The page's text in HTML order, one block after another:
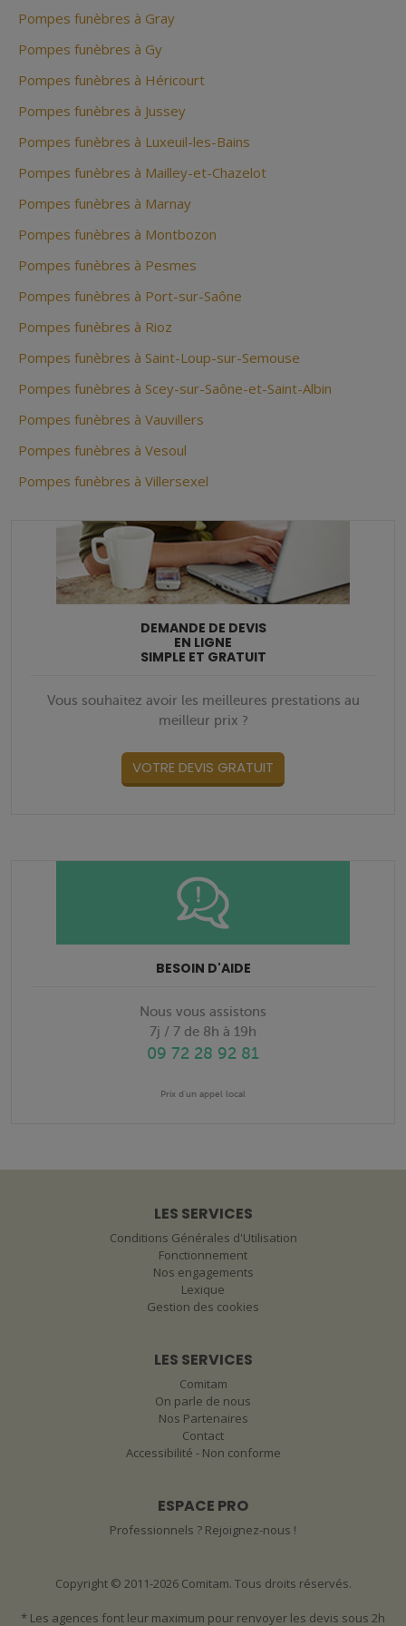
Pompes funèbres à Gray
Pompes funèbres à Gy
Pompes funèbres à Héricourt
Pompes funèbres à Jussey
Pompes funèbres à Luxeuil-les-Bains
Pompes funèbres à Mailley-et-Chazelot
Pompes funèbres à Marnay
Pompes funèbres à Montbozon
Pompes funèbres à Pesmes
Pompes funèbres à Port-sur-Saône
Pompes funèbres à Rioz
Pompes funèbres à Saint-Loup-sur-Semouse
Pompes funèbres à Scey-sur-Saône-et-Saint-Albin
Pompes funèbres à Vauvillers
Pompes funèbres à Vesoul
Pompes funèbres à Villersexel
DEMANDE DE DEVIS
EN LIGNE
SIMPLE ET GRATUIT
Vous souhaitez avoir les meilleures prestations au
meilleur prix ?
VOTRE DEVIS GRATUIT
BESOIN D'AIDE
Nous vous assistons
7j / 7 de 8h à 19h
09 72 28 92 81
Prix d'un appel local
LES SERVICES
Conditions Générales d'Utilisation
Fonctionnement
Nos engagements
Lexique
Gestion des cookies
LES SERVICES
Comitam
On parle de nous
Nos Partenaires
Contact
Accessibilité - Non conforme
ESPACE PRO
Professionnels ? Rejoignez-nous !
Copyright © 2011-2026 Comitam. Tous droits réservés.
* Les agences font leur maximum pour renvoyer les devis sous 2h